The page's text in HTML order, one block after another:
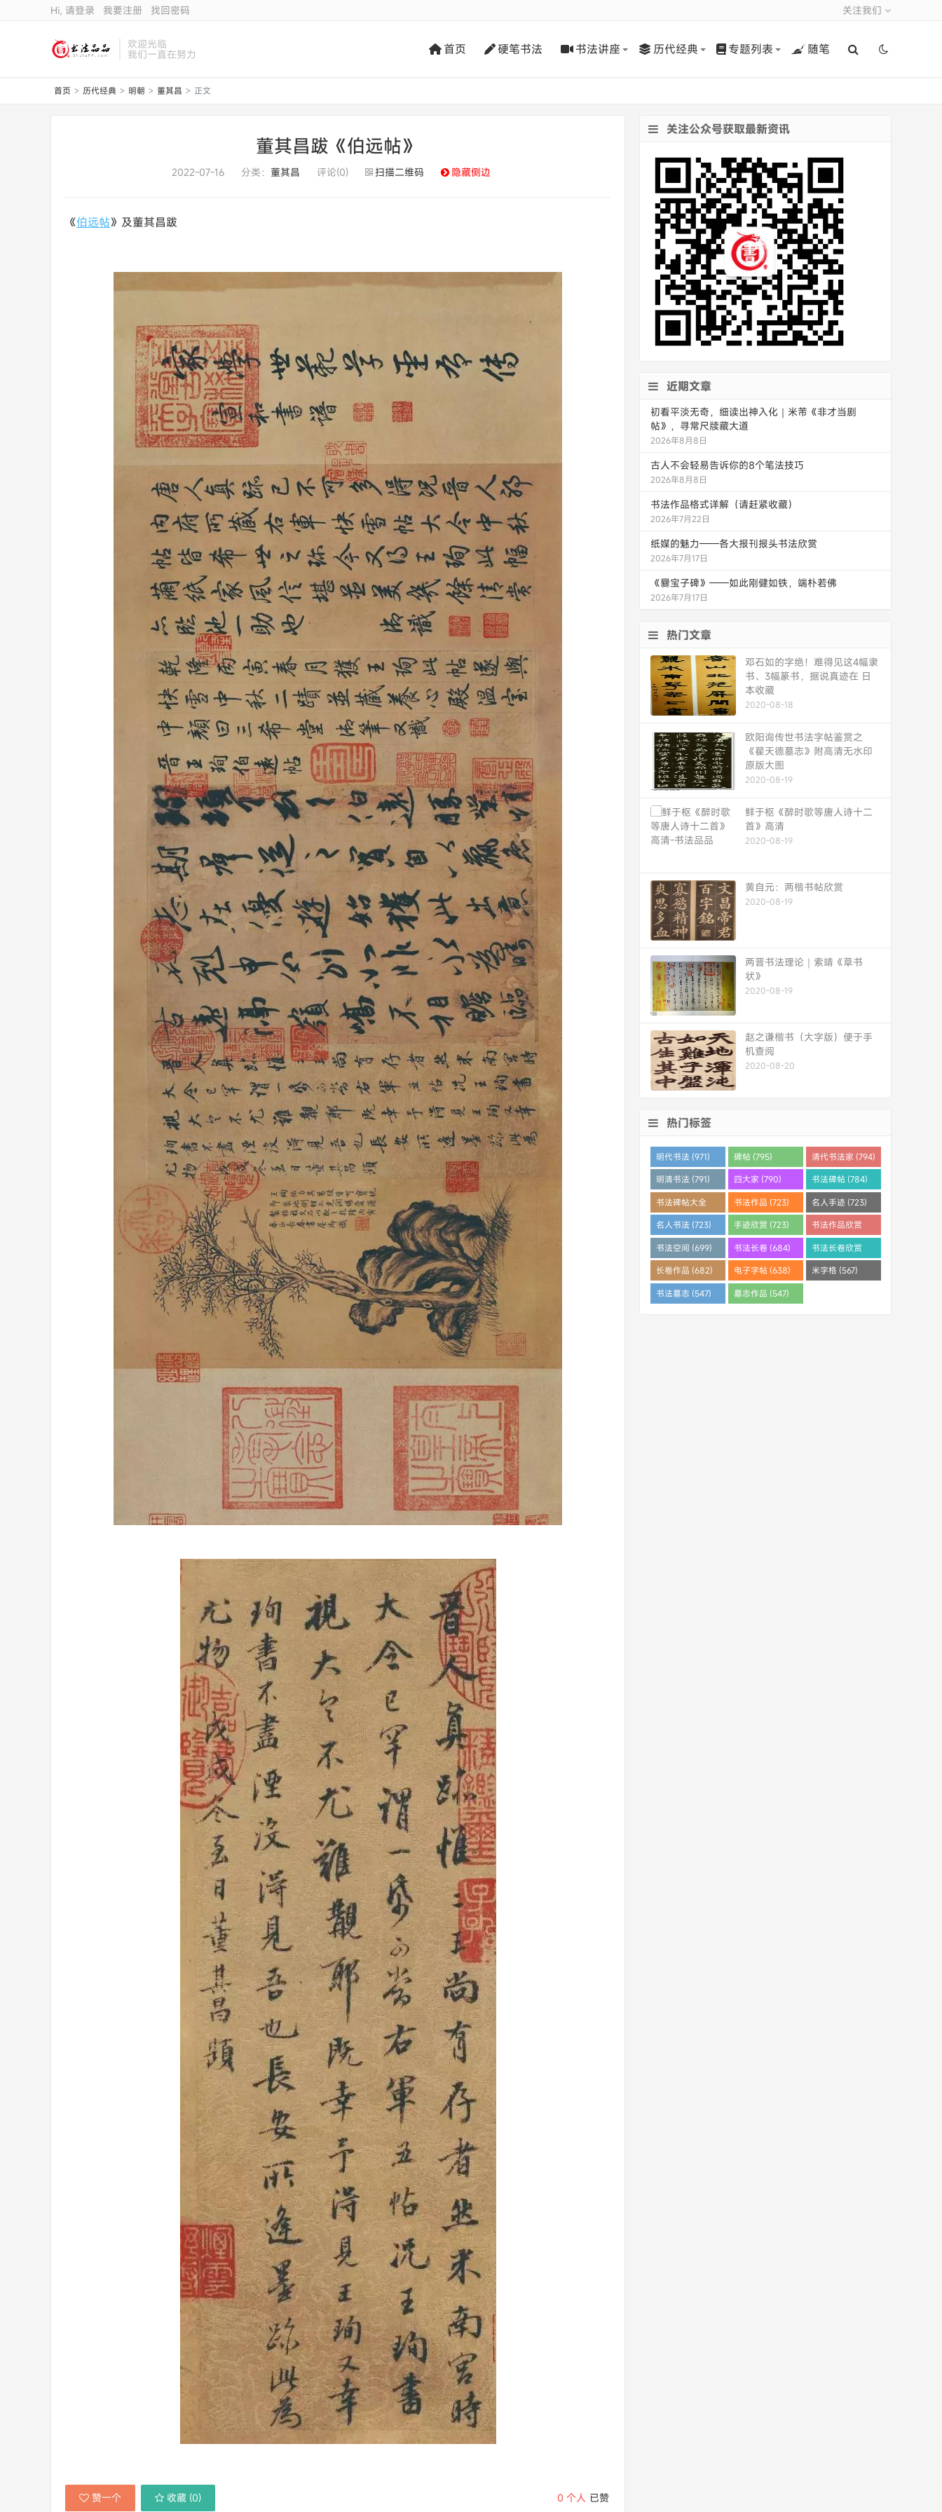
关注我们
Hi, 请登录 我要注册 找回密码
欢迎光临
我们一直在努力 首页 硬笔书法 书法讲座 历代经典 专题列表 随笔
首页 > 历代经典 > 明朝 > 董其昌 > 正文
董其昌跋《伯远帖》
2022-07-16 分类： 董其昌 评论(0) 扫描二维码 隐藏侧边
《伯远帖》及董其昌跋
0 个人 已赞
赞一个 收藏 (0)
关注公众号获取最新资讯
近期文章
初看平淡无奇，细读出神入化｜米芾《非才当剧
帖》，寻常尺牍藏大道
2026年8月8日
古人不会轻易告诉你的8个笔法技巧
2026年8月8日
书法作品格式详解（请赶紧收藏）
2026年7月22日
纸媒的魅力——各大报刊报头书法欣赏
2026年7月17日
《爨宝子碑》——如此刚健如铁，端朴若佛
2026年7月17日
热门文章
邓石如的字绝！难得见这4幅隶
书、3幅篆书，据说真迹在 日
本收藏
2020-08-18
欧阳询传世书法字帖鉴赏之
《翟天德墓志》附高清无水印
原版大图
2020-08-19
鲜于枢《醉时歌等唐人诗十二
首》高清
2020-08-19
黄自元：两楷书帖欣赏
2020-08-19
两晋书法理论｜索靖《草书
状》
2020-08-19
赵之谦楷书（大字版）便于手
机查阅
2020-08-20
热门标签
明代书法 (971) 碑帖 (795) 清代书法家 (794)
明清书法 (791) 四大家 (790) 书法碑帖 (784)
书法碑帖大全
(784)
书法作品 (723) 名人手迹 (723)
名人书法 (723) 手迹欣赏 (723)
书法作品欣赏
(710)
书法空间 (699) 书法长卷 (684)
书法长卷欣赏
(682)
长卷作品 (682) 电子字帖 (638) 米字格 (567)
书法墓志 (547) 墓志作品 (547)